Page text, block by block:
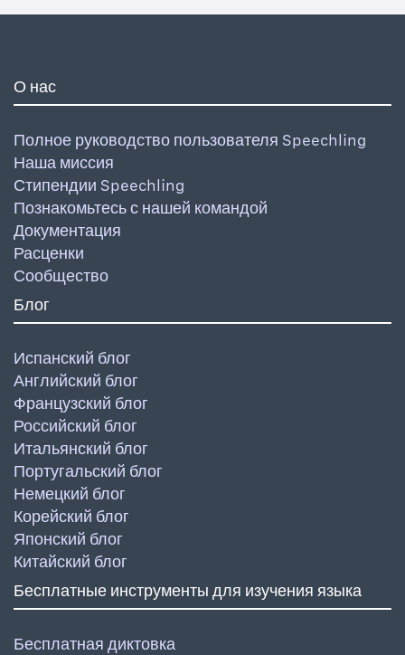
О нас
Полное руководство пользователя Speechling
Наша миссия
Стипендии Speechling
Познакомьтесь с нашей командой
Документация
Расценки
Сообщество
Блог
Испанский блог
Английский блог
Французский блог
Российский блог
Итальянский блог
Португальский блог
Немецкий блог
Корейский блог
Японский блог
Китайский блог
Бесплатные инструменты для изучения языка
Бесплатная диктовка